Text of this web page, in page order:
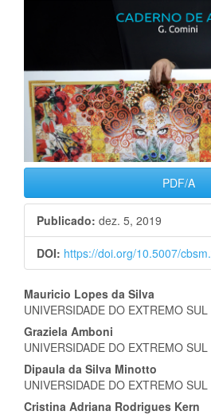
PDF/A
Publicado: dez. 5, 2019
DOI: https://doi.org/10.5007/
Conteúdo
do
artigo
principal
Mauricio Lopes da Silva
UNIVERSIDADE DO EXTREMO
Graziela Amboni
UNIVERSIDADE DO EXTREMO
Dipaula da Silva Minotto
UNIVERSIDADE DO EXTREMO
Cristina Adriana Rodrigues Kern